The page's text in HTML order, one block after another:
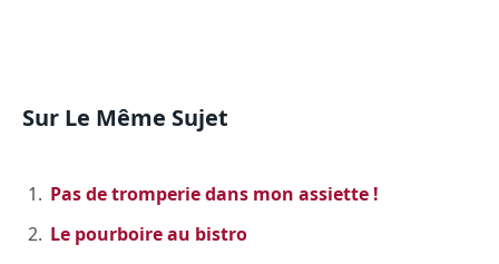
Sur Le Même Sujet
Pas de tromperie dans mon assiette !
Le pourboire au bistro